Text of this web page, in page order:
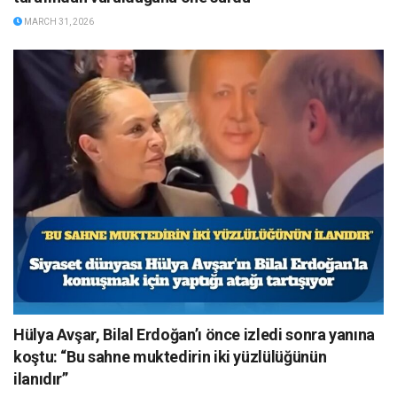
MARCH 31, 2026
Hülya Avşar, Bilal Erdoğan’ı önce izledi sonra yanına
koştu: “Bu sahne muktedirin iki yüzlülüğünün
ilanıdır”